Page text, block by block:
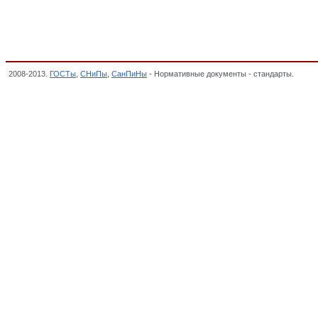
2008-2013. ГОСТы СНиПы СанПиНы - Нормативные документы - стандарты.